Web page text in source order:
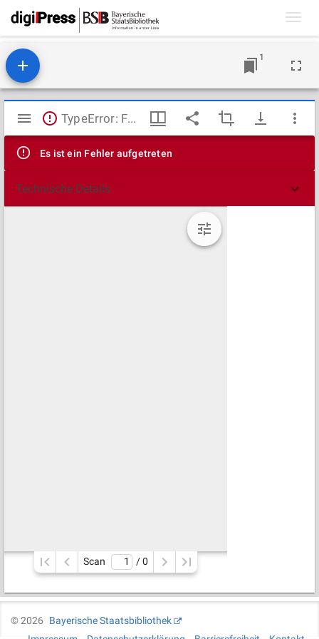
1
Mirador
Viewer
TypeError: Failed to fetch
Es ist ein Fehler aufgetreten
Technische Details
Scan / 0
©2026
Bayerische Staatsbibliothek